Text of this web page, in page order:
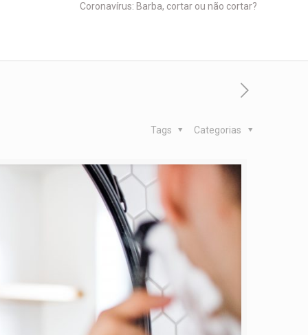
Coronavírus: Barba, cortar ou não cortar?
Categorias
Tags